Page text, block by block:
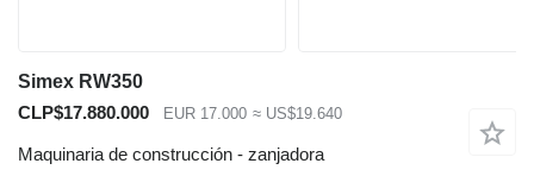
Simex RW350
CLP$17.880.000
EUR 17.000 ≈ US$19.640
Maquinaria de construcción - zanjadora